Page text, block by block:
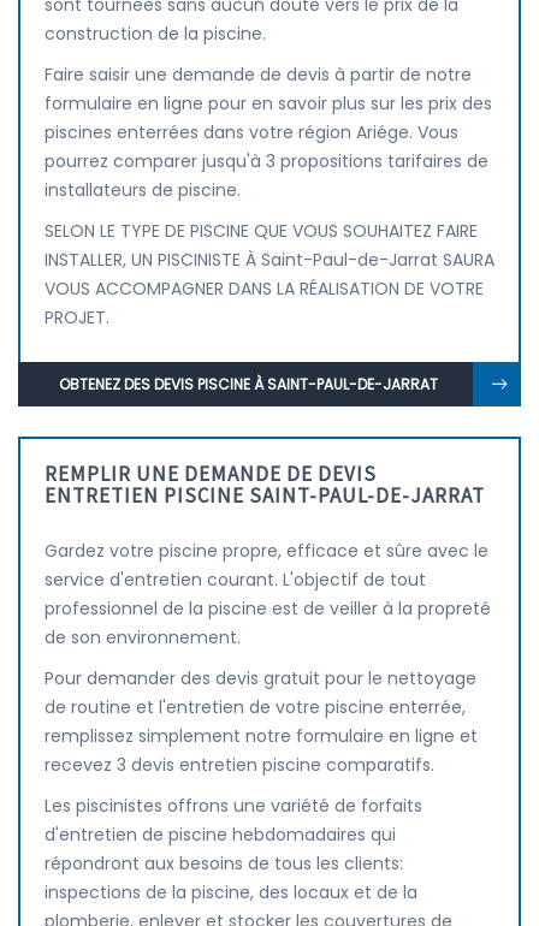
sont tournées sans aucun doute vers le prix de la
construction de la piscine.
Faire saisir une demande de devis à partir de notre
formulaire en ligne pour en savoir plus sur les prix des
piscines enterrées dans votre région Ariége. Vous
pourrez comparer jusqu'à 3 propositions tarifaires de
installateurs de piscine.
SELON LE TYPE DE PISCINE QUE VOUS SOUHAITEZ FAIRE
INSTALLER, UN PISCINISTE À Saint-Paul-de-Jarrat SAURA
VOUS ACCOMPAGNER DANS LA RÉALISATION DE VOTRE
PROJET.
OBTENEZ DES DEVIS PISCINE À SAINT-PAUL-DE-JARRAT
REMPLIR UNE DEMANDE DE DEVIS
ENTRETIEN PISCINE SAINT-PAUL-DE-JARRAT
Gardez votre piscine propre, efficace et sûre avec le
service d'entretien courant. L'objectif de tout
professionnel de la piscine est de veiller à la propreté
de son environnement.
Pour demander des devis gratuit pour le nettoyage
de routine et l'entretien de votre piscine enterrée,
remplissez simplement notre formulaire en ligne et
recevez 3 devis entretien piscine comparatifs.
Les piscinistes offrons une variété de forfaits
d'entretien de piscine hebdomadaires qui
répondront aux besoins de tous les clients:
inspections de la piscine, des locaux et de la
plomberie, enlever et stocker les couvertures de